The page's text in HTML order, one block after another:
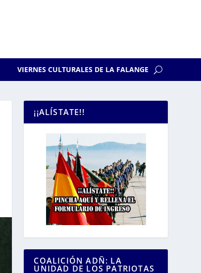
VIERNES CULTURALES DE LA FALANGE
¡¡ALÍSTATE!!
COALICIÓN ADÑ: LA
UNIDAD DE LOS PATRIOTAS